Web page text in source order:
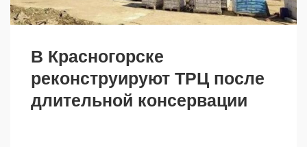
В Красногорске
реконструируют ТРЦ после
длительной консервации